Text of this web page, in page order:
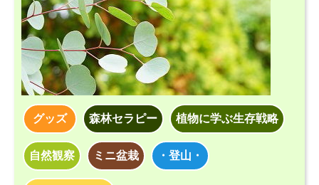
グッズ 森林セラピー 植物に学ぶ生存戦略
自然観察 ミニ盆栽 ・登山・